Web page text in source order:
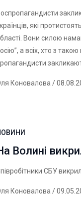
які
Вони силою
а всіх, хто з
Коновалова/
Волині
СБУ
Коновалова /